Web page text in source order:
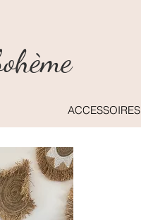
ACCESSOIRES